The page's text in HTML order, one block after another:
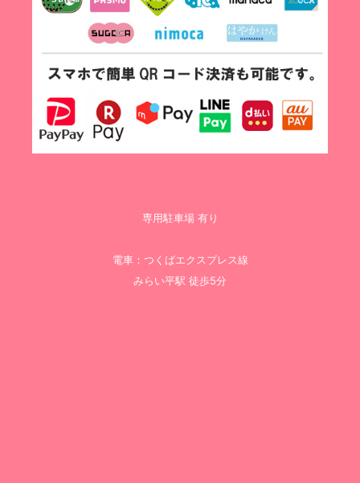
専用駐車場 有り
電車：つくばエクスプレス線
みらい平駅 徒歩5分